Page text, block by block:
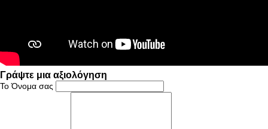
Γράψτε μια αξιολόγηση
Το Όνομα σας